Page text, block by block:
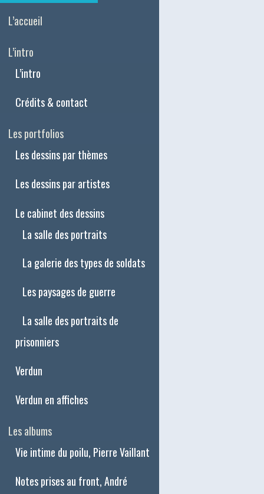
L’accueil
L’intro
L’intro
Crédits & contact
Les portfolios
Les dessins par thèmes
Les dessins par artistes
Le cabinet des dessins
La salle des portraits
La galerie des types de soldats
Les paysages de guerre
La salle des portraits de
prisonniers
Verdun
Verdun en affiches
Les albums
Vie intime du poilu, Pierre Vaillant
Notes prises au front, André